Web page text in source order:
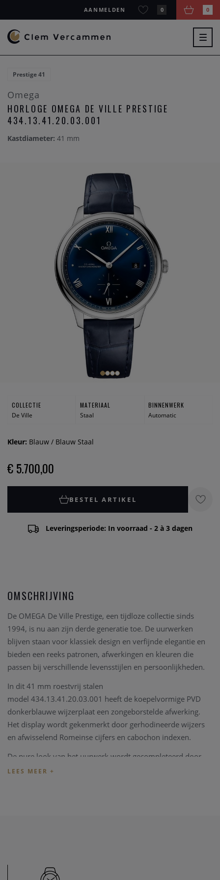
AANMELDEN 0 0
Prestige 41
Omega
HORLOGE OMEGA DE VILLE PRESTIGE
434.13.41.20.03.001
Kastdiameter: 41 mm
COLLECTIE
De Ville
MATERIAAL
Staal
BINNENWERK
Automatic
Kleur: Blauw / Blauw Staal
€ 5.700,00
BESTEL ARTIKEL
Leveringsperiode: In voorraad - 2 à 3 dagen
OMSCHRIJVING
De OMEGA De Ville Prestige, een tijdloze collectie sinds
1994, is nu aan zijn derde generatie toe. De uurwerken
blijven staan voor klassiek design en verfijnde elegantie en
bieden een reeks patronen, afwerkingen en kleuren die
passen bij verschillende levensstijlen en persoonlijkheden.
In dit 41 mm roestvrij stalen
model 434.13.41.20.03.001 heeft de koepelvormige PVD
donkerblauwe wijzerplaat een zongeborstelde afwerking.
Het display wordt gekenmerkt door gerhodineerde wijzers
en afwisselend Romeinse cijfers en cabochon indexen.
De pure look van het uurwerk wordt gecompleteerd door
een datumvenster op 3 uur, een kleine secondewijzer op 6
De Omega De Ville wordt geleverd met een originele Omega